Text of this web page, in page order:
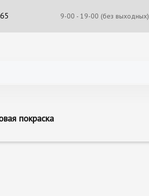
9-00 - 19-00 (без выходных)
покраска